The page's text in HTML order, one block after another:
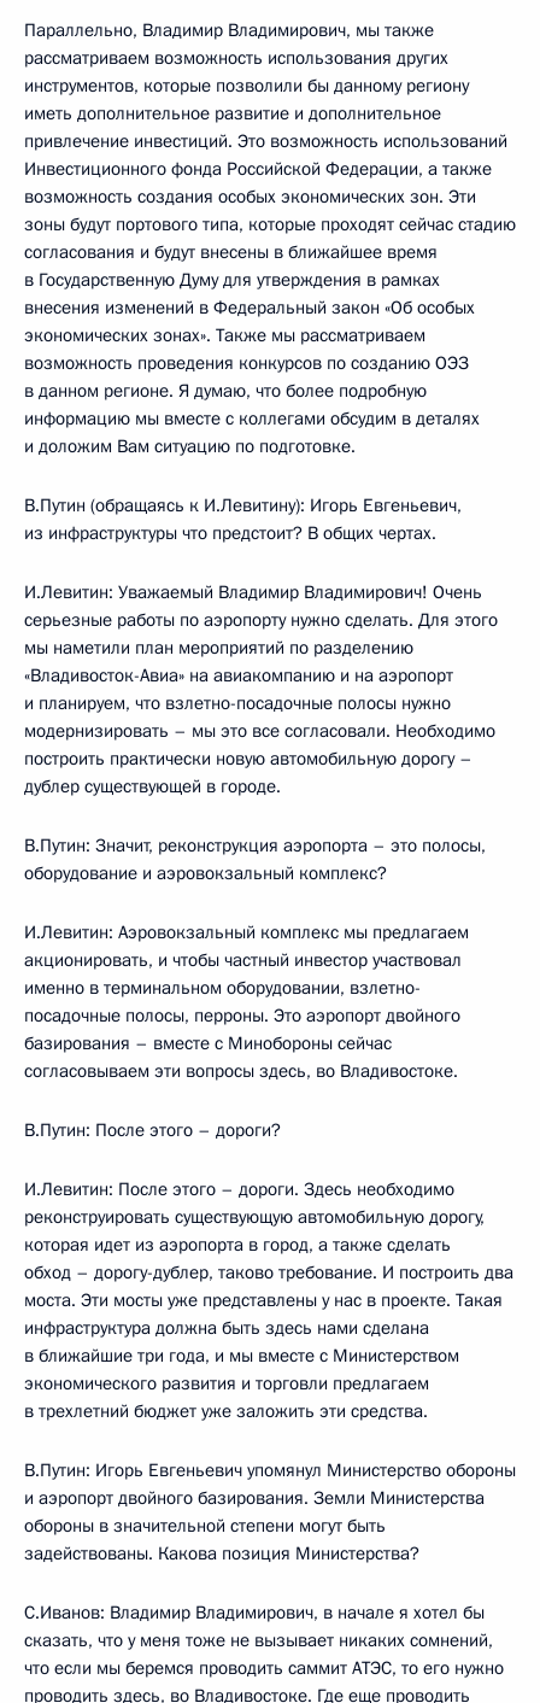
Параллельно, Владимир Владимирович, мы также
рассматриваем возможность использования других
инструментов, которые позволили бы данному региону
иметь дополнительное развитие и дополнительное
привлечение инвестиций. Это возможность использований
Инвестиционного фонда Российской Федерации, а также
возможность создания особых экономических зон. Эти
зоны будут портового типа, которые проходят сейчас стадию
согласования и будут внесены в ближайшее время
в Государственную Думу для утверждения в рамках
внесения изменений в Федеральный закон «Об особых
экономических зонах». Также мы рассматриваем
возможность проведения конкурсов по созданию ОЭЗ
в данном регионе. Я думаю, что более подробную
информацию мы вместе с коллегами обсудим в деталях
и доложим Вам ситуацию по подготовке.
В.Путин (обращаясь к И.Левитину): Игорь Евгеньевич,
из инфраструктуры что предстоит? В общих чертах.
И.Левитин: Уважаемый Владимир Владимирович! Очень
серьезные работы по аэропорту нужно сделать. Для этого
мы наметили план мероприятий по разделению
«Владивосток-Авиа» на авиакомпанию и на аэропорт
и планируем, что взлетно-посадочные полосы нужно
модернизировать – мы это все согласовали. Необходимо
построить практически новую автомобильную дорогу –
дублер существующей в городе.
В.Путин: Значит, реконструкция аэропорта – это полосы,
оборудование и аэровокзальный комплекс?
И.Левитин: Аэровокзальный комплекс мы предлагаем
акционировать, и чтобы частный инвестор участвовал
именно в терминальном оборудовании, взлетно-
посадочные полосы, перроны. Это аэропорт двойного
базирования – вместе с Минобороны сейчас
согласовываем эти вопросы здесь, во Владивостоке.
В.Путин: После этого – дороги?
И.Левитин: После этого – дороги. Здесь необходимо
реконструировать существующую автомобильную дорогу,
которая идет из аэропорта в город, а также сделать
обход – дорогу-дублер, таково требование. И построить два
моста. Эти мосты уже представлены у нас в проекте. Такая
инфраструктура должна быть здесь нами сделана
в ближайшие три года, и мы вместе с Министерством
экономического развития и торговли предлагаем
в трехлетний бюджет уже заложить эти средства.
В.Путин: Игорь Евгеньевич упомянул Министерство обороны
и аэропорт двойного базирования. Земли Министерства
обороны в значительной степени могут быть
задействованы. Какова позиция Министерства?
С.Иванов: Владимир Владимирович, в начале я хотел бы
сказать, что у меня тоже не вызывает никаких сомнений,
что если мы беремся проводить саммит АТЭС, то его нужно
проводить здесь, во Владивостоке. Где еще проводить